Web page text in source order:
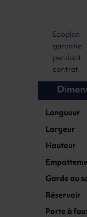
contrat.
Longueur
Largeur
Hauteur
Garde au
Réservoir
Porte à